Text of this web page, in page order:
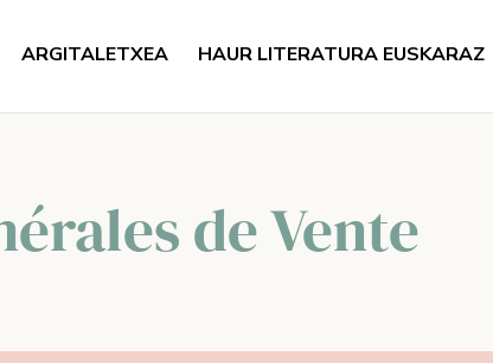
ARGITALETXEA HAUR LITERATURA EUSKARAZ
de Vente